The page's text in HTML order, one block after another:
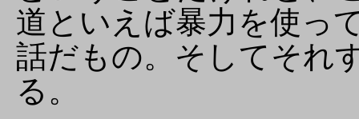
道といえば暴力を使っ
話だもの。そしてそれ
る。